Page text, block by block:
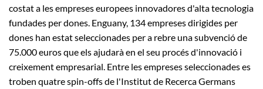
costat a les empreses europees innovadores d'alta tecnologia
fundades per dones. Enguany, 134 empreses dirigides per
dones han estat seleccionades per a rebre una subvenció de
75.000 euros que els ajudarà en el seu procés d'innovació i
creixement empresarial. Entre les empreses seleccionades es
troben quatre spin-offs de l'Institut de Recerca Germans